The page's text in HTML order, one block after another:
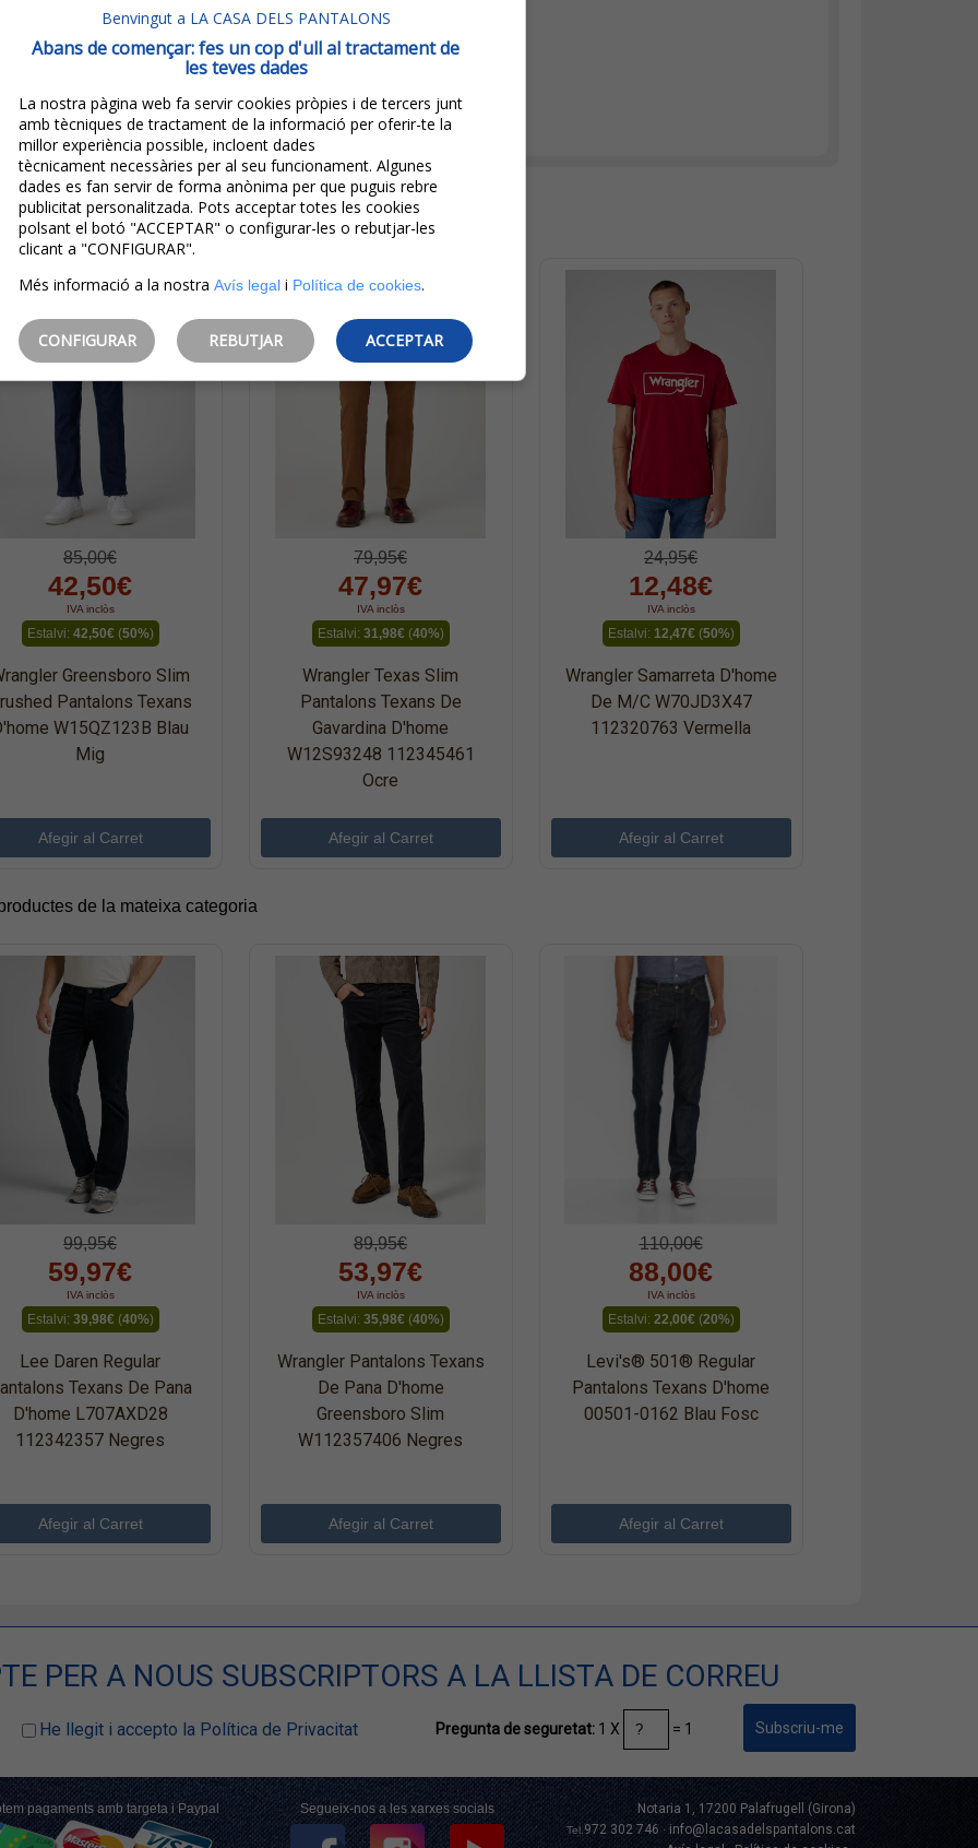
CARACTERÍSTIQUES
tiro mig, lleugerament ajustat a la cuixa i a
És un texà recte estret oslim.
de la mateixa marca
85,00€
42,50€
IVA inclòs
Estalvi: 42,50€(50%)
Greensboro Slim
Pantalons Texans
W15QZ123B Blau
Mig
79,95€
47,97€
IVA inclòs
Estalvi: 31,98€(40%)
Wrangler Texas Slim
Pantalons Texans De
Gavardina D'home
W12S93248 112345461
Ocre
24,95€
12,48€
IVA inclòs
Estalvi: 12,47€(50%)
Wrangler Samarreta D'home
De M/c W70JD3X47
112320763 Vermella
de la mateixa categoria
99,95€
59,97€
IVA inclòs
Estalvi: 39,98€(40%)
Lee Daren Regular
Texans De Pana
D'home L707AXD28
112342357 Negres
89,95€
53,97€
IVA inclòs
Estalvi: 35,98€(40%)
Wrangler Pantalons Texans
De Pana D'home
Greensboro Slim
W112357406 Negres
110,00€
88,00€
IVA inclòs
Estalvi: 22,00€(20%)
Levi's® 501® Regular
Pantalons Texans D'home
00501-0162 Blau Fosc
PER A NOUS SUBSCRIPTORS A LA LLISTA DE CORREU
He llegit i accepto la Política de Privacitat Pregunta de seguretat: 1 X = 1
pagaments amb targeta i Paypal Segueix-nos a les xarxes socials Notaria 1, 17200 Palafrugell (Girona)
Tel. 972 302 746 · info@lacasadelspantalons.cat
Benvingut a LA CASA DELS PANTALONS
Abans de començar: fes un cop d'ull al tractament de
les teves dades
La nostra pàgina web fa servir cookies pròpies i de tercers junt
amb tècniques de tractament de la informació per oferir-te la
millor experiència possible, incloent dades
tècnicament necessàries per al seu funcionament. Algunes
dades es fan servir de forma anònima per que puguis rebre
publicitat personalitzada. Pots acceptar totes les cookies
polsant el botó "ACCEPTAR" o configurar-les o rebutjar-les
clicant a "CONFIGURAR".
Més informació a la nostra Avís legal i Política de cookies.
CONFIGURAR REBUTJAR ACCEPTAR